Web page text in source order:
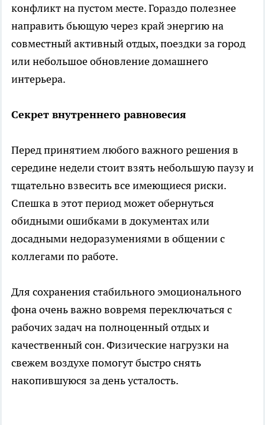
конфликт на пустом месте. Гораздо полезнее
направить бьющую через край энергию на
совместный активный отдых, поездки за город
или небольшое обновление домашнего
интерьера.
Секрет внутреннего равновесия
Перед принятием любого важного решения в
середине недели стоит взять небольшую паузу и
тщательно взвесить все имеющиеся риски.
Спешка в этот период может обернуться
обидными ошибками в документах или
досадными недоразумениями в общении с
коллегами по работе.
Для сохранения стабильного эмоционального
фона очень важно вовремя переключаться с
рабочих задач на полноценный отдых и
качественный сон. Физические нагрузки на
свежем воздухе помогут быстро снять
накопившуюся за день усталость.